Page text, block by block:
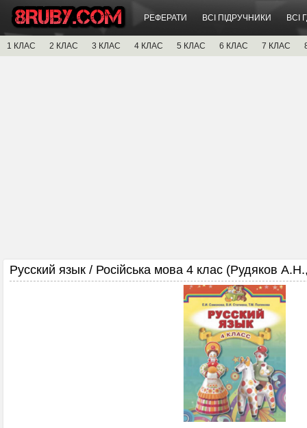
РЕФЕРАТИ ВСІ ПІДРУЧНИКИ ВСІ
1 КЛАС 2 КЛАС 3 КЛАС 4 КЛАС 5 КЛАС 6 КЛАС 7 КЛАС
Русский язык / Російська мова 4 клас (Рудяков